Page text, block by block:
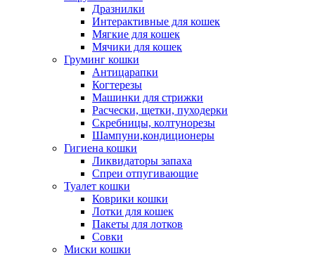
Дразнилки
Интерактивные для кошек
Мягкие для кошек
Мячики для кошек
Груминг кошки
Антицарапки
Когтерезы
Машинки для стрижки
Расчески, щетки, пуходерки
Скребницы, колтунорезы
Шампуни,кондиционеры
Гигиена кошки
Ликвидаторы запаха
Спреи отпугивающие
Туалет кошки
Коврики кошки
Лотки для кошек
Пакеты для лотков
Совки
Миски кошки